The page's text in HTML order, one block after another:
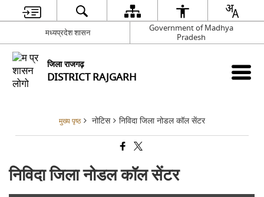
मध्यप्रदेश शासन
Government of Madhya
Pradesh
जिला राजगढ़
DISTRICT RAJGARH
मुख्य पृष्ठ नोटिस निविदा जिला नोडल कॉल सेंटर
निविदा जिला नोडल कॉल सेंटर